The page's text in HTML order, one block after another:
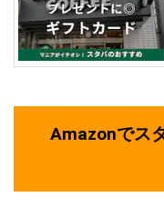
Amazonでス